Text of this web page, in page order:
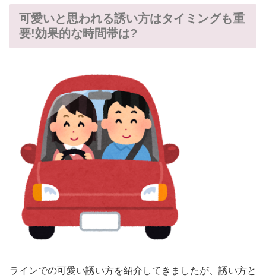
可愛いと思われる誘い方はタイミングも重
要!効果的な時間帯は?
ラインでの可愛い誘い方を紹介してきましたが、誘い方と